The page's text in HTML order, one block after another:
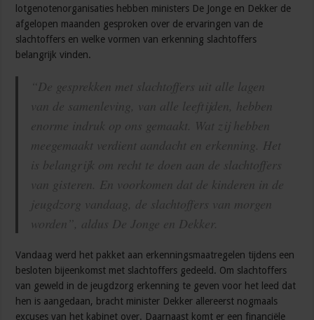
lotgenotenorganisaties hebben ministers De Jonge en Dekker de
afgelopen maanden gesproken over de ervaringen van de
slachtoffers en welke vormen van erkenning slachtoffers
belangrijk vinden.
“De gesprekken met slachtoffers uit alle lagen
van de samenleving, van alle leeftijden, hebben
enorme indruk op ons gemaakt. Wat zij hebben
meegemaakt verdient aandacht en erkenning. Het
is belangrijk om recht te doen aan de slachtoffers
van gisteren. En voorkomen dat de kinderen in de
jeugdzorg vandaag, de slachtoffers van morgen
worden”, aldus De Jonge en Dekker.
Vandaag werd het pakket aan erkenningsmaatregelen tijdens een
besloten bijeenkomst met slachtoffers gedeeld. Om slachtoffers
van geweld in de jeugdzorg erkenning te geven voor het leed dat
hen is aangedaan, bracht minister Dekker allereerst nogmaals
excuses van het kabinet over. Daarnaast komt er een financiële